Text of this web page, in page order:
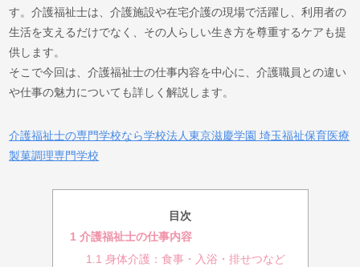
す。介護福祉士は、介護施設や在宅介護の現場で活躍し、利用者の
生活を支えるだけでなく、その人らしい生き方を尊重するケアも提
供します。
そこで今回は、介護福祉士の仕事内容を中心に、介護職員との違い
や仕事の魅力についても詳しく解説します。
介護福祉士の専門学校なら学校法人東京滋慶学園 埼玉福祉保育医療
製菓調理専門学校
目次
1介護福祉士の仕事内容
1.1 身体介護：食事・入浴・排せつなど